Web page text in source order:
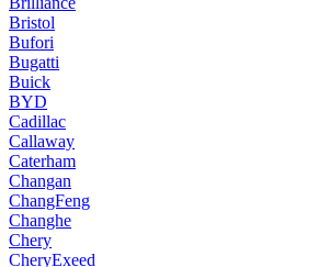
Bristol
Bufori
Bugatti
Buick
BYD
Cadillac
Callaway
Caterham
Changan
ChangFeng
Changhe
Chery
CheryExeed